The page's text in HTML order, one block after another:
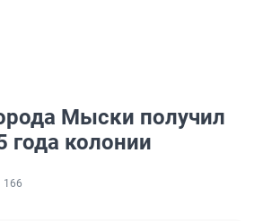
Мыски получил
года колонии
166